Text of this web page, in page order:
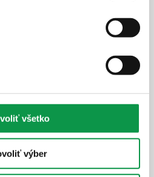
všetko
výber
65,-€